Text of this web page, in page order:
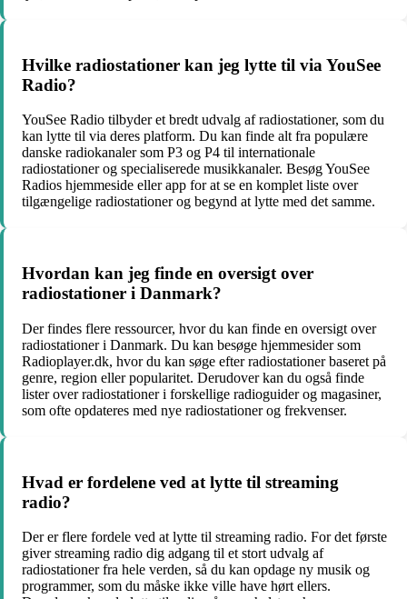
Hvilke radiostationer kan jeg lytte til via YouSee
Radio?
YouSee Radio tilbyder et bredt udvalg af radiostationer, som du
kan lytte til via deres platform. Du kan finde alt fra populære
danske radiokanaler som P3 og P4 til internationale
radiostationer og specialiserede musikkanaler. Besøg YouSee
Radios hjemmeside eller app for at se en komplet liste over
tilgængelige radiostationer og begynd at lytte med det samme.
Hvordan kan jeg finde en oversigt over
radiostationer i Danmark?
Der findes flere ressourcer, hvor du kan finde en oversigt over
radiostationer i Danmark. Du kan besøge hjemmesider som
Radioplayer.dk, hvor du kan søge efter radiostationer baseret på
genre, region eller popularitet. Derudover kan du også finde
lister over radiostationer i forskellige radioguider og magasiner,
som ofte opdateres med nye radiostationer og frekvenser.
Hvad er fordelene ved at lytte til streaming
radio?
Der er flere fordele ved at lytte til streaming radio. For det første
giver streaming radio dig adgang til et stort udvalg af
radiostationer fra hele verden, så du kan opdage ny musik og
programmer, som du måske ikke ville have hørt ellers.